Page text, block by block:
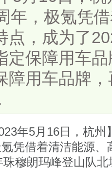
年，极氪凭
点，成为了
定保障用车
障用车品牌
年5月 16日，杭州
凭借着清洁能源
珠穆朗玛峰登山队